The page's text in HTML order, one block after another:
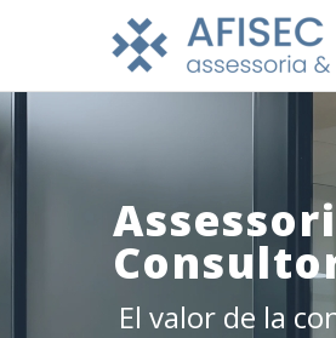
El valor de la